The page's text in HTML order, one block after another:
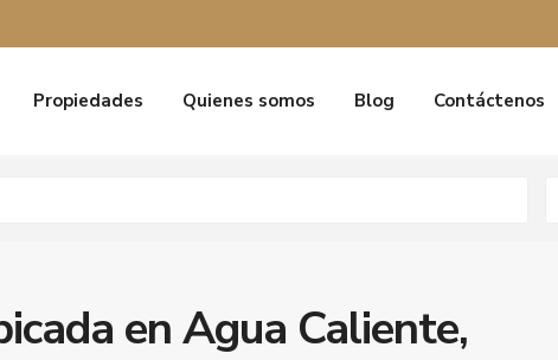
Propiedades Quienes somos Blog Contáctenos
en Agua Caliente,